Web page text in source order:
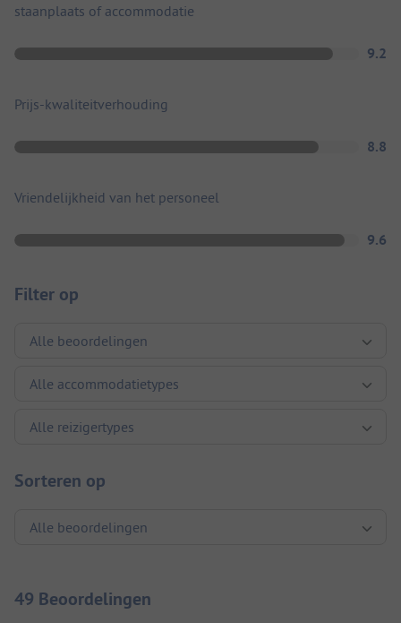
staanplaats of accommodatie
9.2
Prijs-kwaliteitverhouding
8.8
Vriendelijkheid van het personeel
9.6
Filter op
Sorteren op
49 Beoordelingen